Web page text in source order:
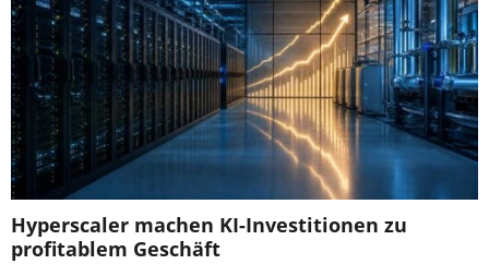
Hyperscaler machen KI-Investitionen zu
profitablem Geschäft